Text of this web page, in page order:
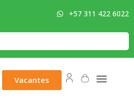
+57 311 422 6022
Vacantes